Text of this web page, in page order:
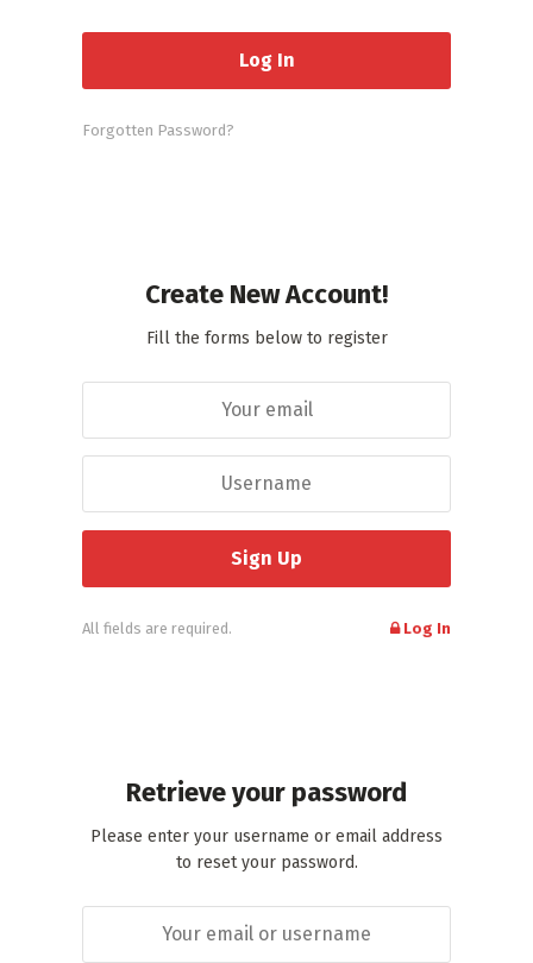
Forgotten Password?
Create New Account!
Fill the forms below to register
All fields are required. Log In
Retrieve your password
Please enter your username or email address
to reset your password.